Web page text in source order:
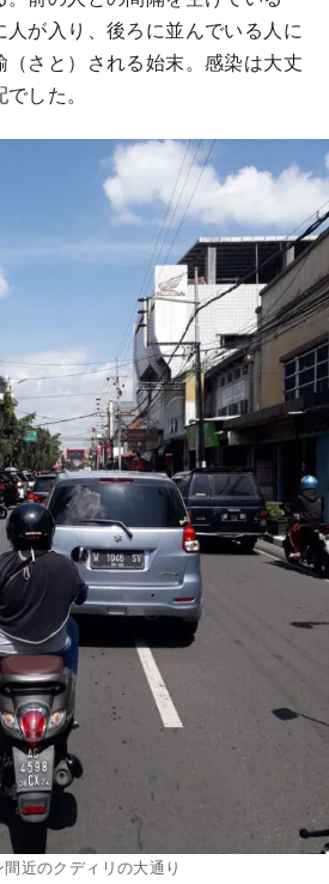
人が入り、後ろに並んでいる人に
さと）される始末。感染は大丈
した。
間近のクディリの大通り